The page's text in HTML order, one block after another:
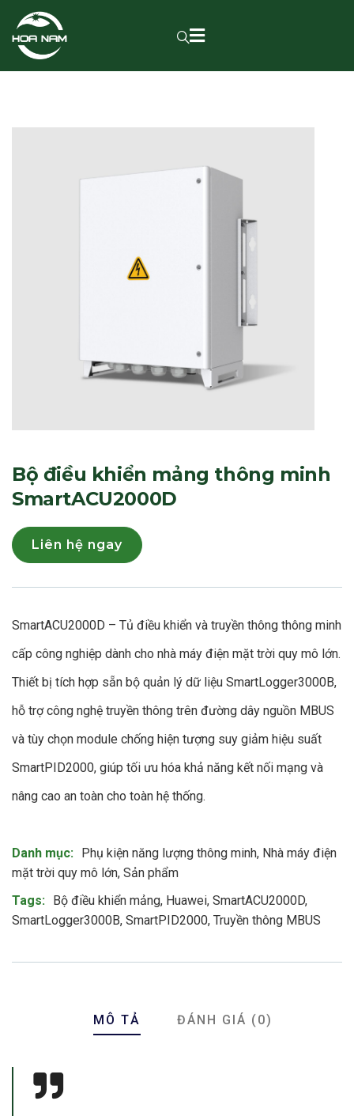
Bộ điều khiển mảng thông minh
SmartACU2000D
Liên hệ ngay
SmartACU2000D – Tủ điều khiển và truyền thông thông minh
cấp công nghiệp dành cho nhà máy điện mặt trời quy mô lớn.
Thiết bị tích hợp sẵn bộ quản lý dữ liệu SmartLogger3000B,
hỗ trợ công nghệ truyền thông trên đường dây nguồn MBUS
và tùy chọn module chống hiện tượng suy giảm hiệu suất
SmartPID2000, giúp tối ưu hóa khả năng kết nối mạng và
nâng cao an toàn cho toàn hệ thống.
Danh mục: Phụ kiện năng lượng thông minh, Nhà máy điện
mặt trời quy mô lớn, Sản phẩm
Tags:
Bộ điều khiển mảng, Huawei, SmartACU2000D,
SmartLogger3000B, SmartPID2000, Truyền thông MBUS
MÔ TẢ ĐÁNH GIÁ (0)